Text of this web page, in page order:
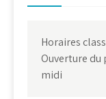
Horaires
Ouverture du
midi